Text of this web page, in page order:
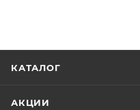
КАТАЛОГ
АКЦИИ